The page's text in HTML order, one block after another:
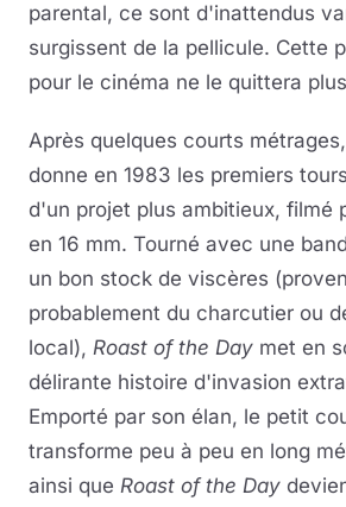
parental, ce sont d'inattendus
surgissent de la pellicule. Cette
pour le cinéma ne le quittera
Après quelques courts métrages,
donne en 1983 les premiers
d'un projet plus ambitieux, filmé
en 16 mm. Tourné avec une
un bon stock de viscères
probablement du charcutier ou
local), Roast of the Day met en
délirante histoire d'invasion
Emporté par son élan, le petit
transforme peu à peu en long
ainsi que Roast of the Day